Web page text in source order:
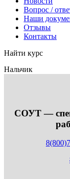
Вопрос /
Наши
Отзывы
Контакты
Найти курс
Нальчик
СОУТ —